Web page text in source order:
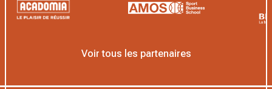
Voir tous les partenaires